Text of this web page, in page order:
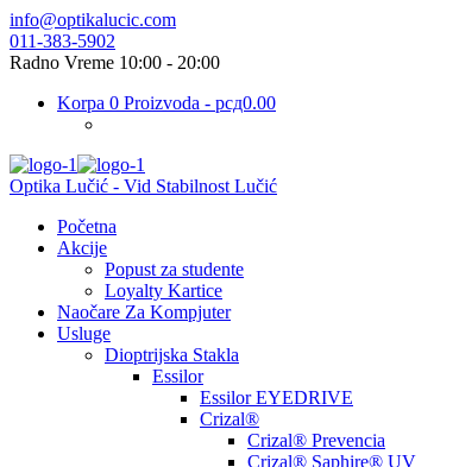
info@optikalucic.com
011-383-5902
Radno Vreme 10:00 - 20:00
Korpa 0 Proizvoda - рсд0.00
Optika Lučić - Vid Stabilnost Lučić
Početna
Akcije
Popust za studente
Loyalty Kartice
Naočare Za Kompjuter
Usluge
Dioptrijska Stakla
Essilor
Essilor EYEDRIVE
Crizal®
Crizal® Prevencia
Crizal® Saphire® UV